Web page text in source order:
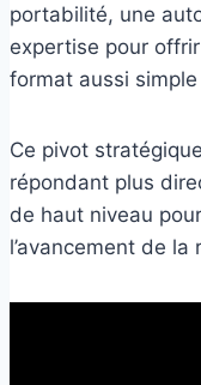
portabilité, une
expertise pour
format aussi
Ce pivot
répondant plus
de haut niveau
l’avancement de